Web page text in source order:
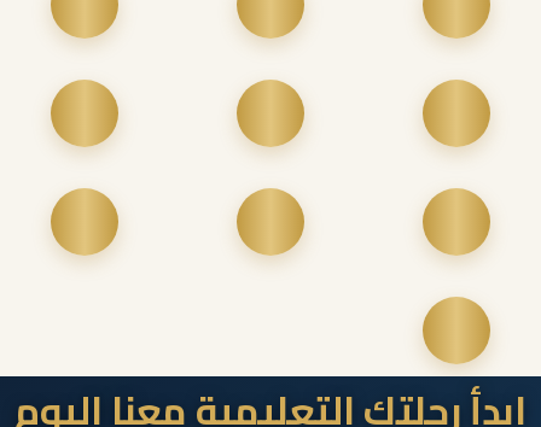
ابدأ رحلتك التعليمية معنا اليوم